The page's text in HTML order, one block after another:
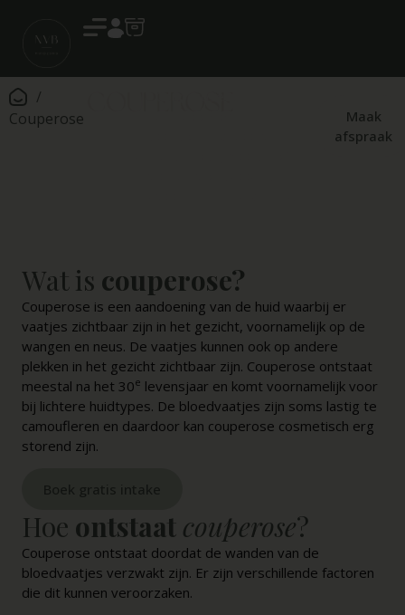
Account
/
Couperose
Maak
afspraak
Wat is couperose?
Couperose is een aandoening van de huid waarbij er
vaatjes zichtbaar zijn in het gezicht, voornamelijk op de
wangen en neus. De vaatjes kunnen ook op andere
plekken in het gezicht zichtbaar zijn. Couperose ontstaat
meestal na het 30e levensjaar en komt voornamelijk voor
bij lichtere huidtypes. De bloedvaatjes zijn soms lastig te
camoufleren en daardoor kan couperose cosmetisch erg
storend zijn.
Hoe ontstaat couperose?
Couperose ontstaat doordat de wanden van de
bloedvaatjes verzwakt zijn. Er zijn verschillende factoren
die dit kunnen veroorzaken.